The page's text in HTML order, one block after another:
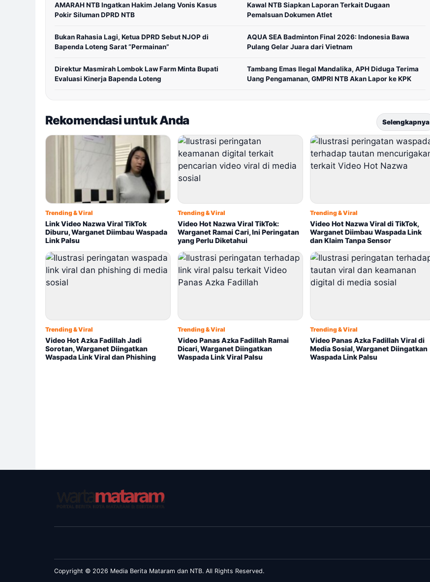
AMARAH NTB Ingatkan Hakim Jelang Vonis Kasus
Pokir Siluman DPRD NTB
Kawal NTB Siapkan Laporan Terkait Dugaan
Pemalsuan Dokumen Atlet
Bukan Rahasia Lagi, Ketua DPRD Sebut NJOP di
Bapenda Loteng Sarat “Permainan”
AQUA SEA Badminton Final 2026: Indonesia Bawa
Pulang Gelar Juara dari Vietnam
Direktur Masmirah Lombok Law Farm Minta Bupati
Evaluasi Kinerja Bapenda Loteng
Tambang Emas Ilegal Mandalika, APH Diduga Terima
Uang Pengamanan, GMPRI NTB Akan Lapor ke KPK
Rekomendasi untuk Anda Selengkapnya
Trending & Viral
Link Video Nazwa Viral TikTok
Diburu, Warganet Diimbau Waspada
Link Palsu
Trending & Viral
Video Hot Nazwa Viral TikTok:
Warganet Ramai Cari, Ini Peringatan
yang Perlu Diketahui
Trending & Viral
Video Hot Nazwa Viral di TikTok,
Warganet Diimbau Waspada Link
dan Klaim Tanpa Sensor
Trending & Viral
Video Hot Azka Fadillah Jadi
Sorotan, Warganet Diingatkan
Waspada Link Viral dan Phishing
Trending & Viral
Video Panas Azka Fadillah Ramai
Dicari, Warganet Diingatkan
Waspada Link Viral Palsu
Trending & Viral
Video Panas Azka Fadillah Viral di
Media Sosial, Warganet Diingatkan
Waspada Link Palsu
Copyright © 2026 Media Berita Mataram dan NTB. All Rights Reserved.